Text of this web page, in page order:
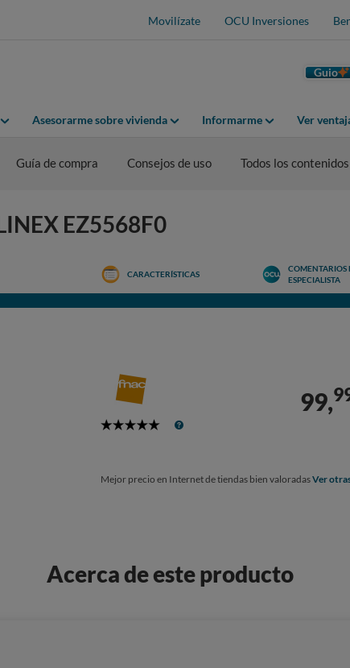
Movilízate OCU Inversiones
Guio
Asesorarme sobre vivienda Informarme Ver
Guía de compra Consejos de uso Todos los contenidos
EZ5568F0
CARACTERÍSTICAS
COMENTARIOS
ESPECIALISTA
5
99,
Mejor precio en Internet de tiendas bien valoradasVer
Acerca de este producto